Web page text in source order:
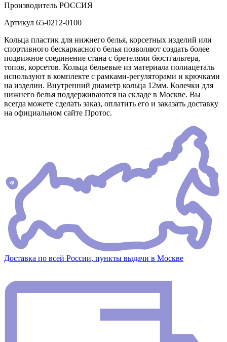
Производитель РОССИЯ
Артикул 65-0212-0100
Кольца пластик для нижнего белья, корсетных изделий или
спортивного бескаркасного белья позволяют создать более
подвижное соединение стана с бретелями бюстгальтера,
топов, корсетов. Кольца бельевые из материала полиацеталь
используют в комплекте с рамками-регуляторами и крючками
на изделии. Внутренний диаметр кольца 12мм. Колечки для
нижнего белья поддерживаются на складе в Москве. Вы
всегда можете сделать заказ, оплатить его и заказать доставку
на официальном сайте Протос.
Доставка по всей России, пункты выдачи в Москве